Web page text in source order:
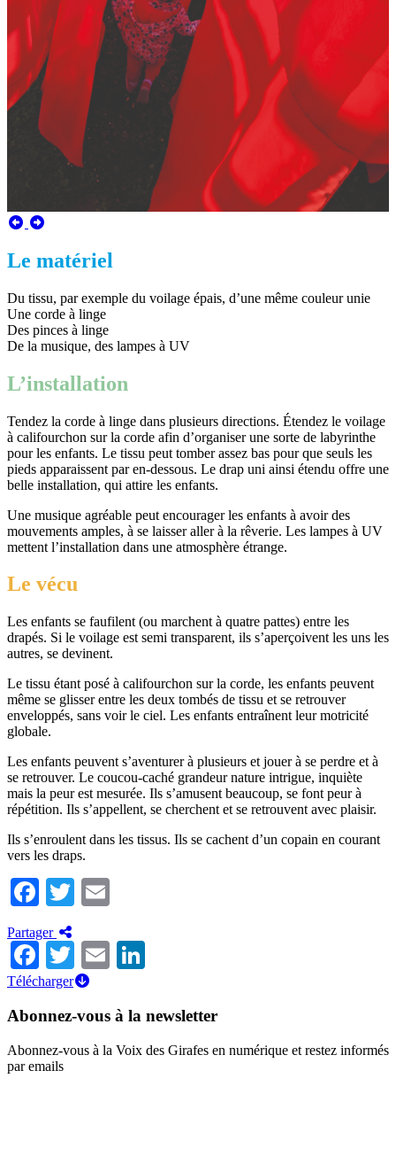
Le matériel
Du tissu, par exemple du voilage épais, d’une même couleur unie
Une corde à linge
Des pinces à linge
De la musique, des lampes à UV
L’installation
Tendez la corde à linge dans plusieurs directions. Étendez le voilage
à califourchon sur la corde afin d’organiser une sorte de labyrinthe
pour les enfants. Le tissu peut tomber assez bas pour que seuls les
pieds apparaissent par en-dessous. Le drap uni ainsi étendu offre une
belle installation, qui attire les enfants.
Une musique agréable peut encourager les enfants à avoir des
mouvements amples, à se laisser aller à la rêverie. Les lampes à UV
mettent l’installation dans une atmosphère étrange.
Le vécu
Les enfants se faufilent (ou marchent à quatre pattes) entre les
drapés. Si le voilage est semi transparent, ils s’aperçoivent les uns les
autres, se devinent.
Le tissu étant posé à califourchon sur la corde, les enfants peuvent
même se glisser entre les deux tombés de tissu et se retrouver
enveloppés, sans voir le ciel. Les enfants entraînent leur motricité
globale.
Les enfants peuvent s’aventurer à plusieurs et jouer à se perdre et à
se retrouver. Le coucou-caché grandeur nature intrigue, inquiète
mais la peur est mesurée. Ils s’amusent beaucoup, se font peur à
répétition. Ils s’appellent, se cherchent et se retrouvent avec plaisir.
Ils s’enroulent dans les tissus. Ils se cachent d’un copain en courant
vers les draps.
Facebook
Twitter
Partager
Facebook
TwitterEmail
Télécharger
Abonnez-vous à la newsletter
Abonnez-vous à la Voix des Girafes en numérique et restez informés
par emails